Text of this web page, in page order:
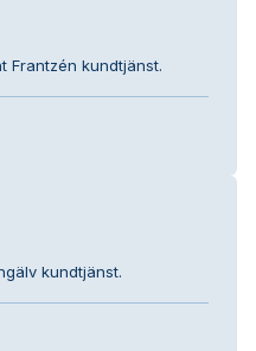
Frantzén kundtjänst.
kundtjänst.